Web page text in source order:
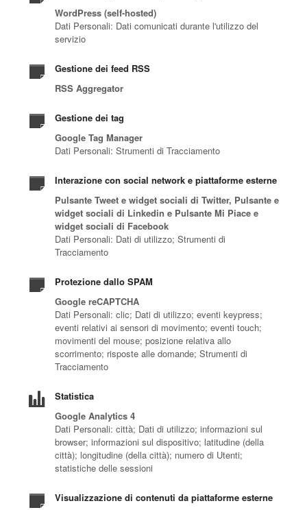
WordPress (self-hosted)
Dati Personali: Dati comunicati durante l'utilizzo del
servizio
Gestione dei feed RSS
RSS Aggregator
Gestione dei tag
Google Tag Manager
Dati Personali: Strumenti di Tracciamento
Interazione con social network e piattaforme esterne
Pulsante Tweet e widget sociali di Twitter, Pulsante e
widget sociali di Linkedin e Pulsante Mi Piace e
widget sociali di Facebook
Dati Personali: Dati di utilizzo; Strumenti di
Tracciamento
Protezione dallo SPAM
Google reCAPTCHA
Dati Personali: clic; Dati di utilizzo; eventi keypress;
eventi relativi ai sensori di movimento; eventi touch;
movimenti del mouse; posizione relativa allo
scorrimento; risposte alle domande; Strumenti di
Tracciamento
Statistica
Google Analytics 4
Dati Personali: città; Dati di utilizzo; informazioni sul
browser; informazioni sul dispositivo; latitudine (della
città); longitudine (della città); numero di Utenti;
statistiche delle sessioni
Visualizzazione di contenuti da piattaforme esterne